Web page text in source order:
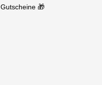
Gutscheine 🎁